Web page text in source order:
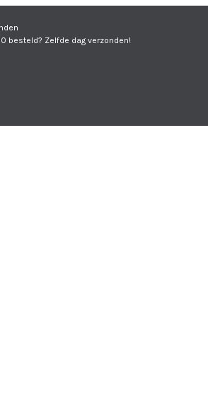
besteld? Zelfde dag verzonden!